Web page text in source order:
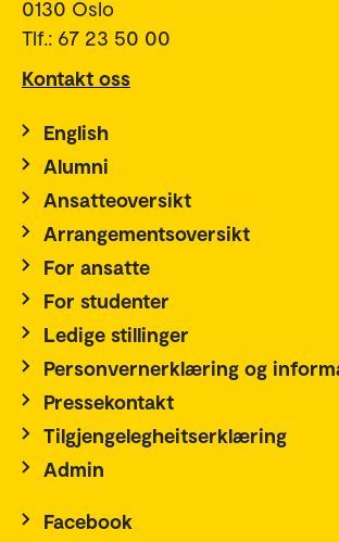
0130 Oslo
Tlf.: 67 23 50 00
Kontakt oss
English
Alumni
Ansatteoversikt
Arrangementsoversikt
For ansatte
For studenter
Ledige stillinger
Personvernerklæring og
Pressekontakt
Tilgjengelegheitserklæring
Admin
Facebook